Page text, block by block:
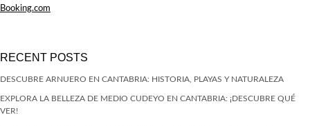
Booking.com
RECENT POSTS
DESCUBRE ARNUERO EN CANTABRIA: HISTORIA, PLAYAS Y NATURALEZA
EXPLORA LA BELLEZA DE MEDIO CUDEYO EN CANTABRIA: ¡DESCUBRE QUÉ
VER!